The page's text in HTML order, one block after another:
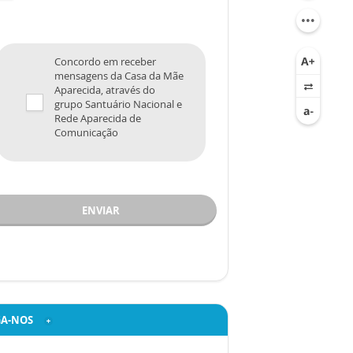
Concordo em receber
mensagens da Casa da Mãe
Aparecida, através do
grupo Santuário Nacional e
Rede Aparecida de
Comunicação
ENVIAR
NOS